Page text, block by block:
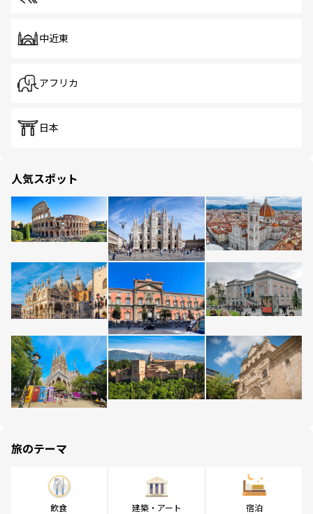
中近東
アフリカ
日本
人気スポット
旅のテーマ
飲食 建築・アート 宿泊